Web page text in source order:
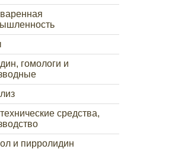
гомологи и
средства,
и пирролидин